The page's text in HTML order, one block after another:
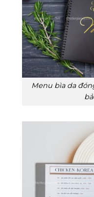
Menu bìa da